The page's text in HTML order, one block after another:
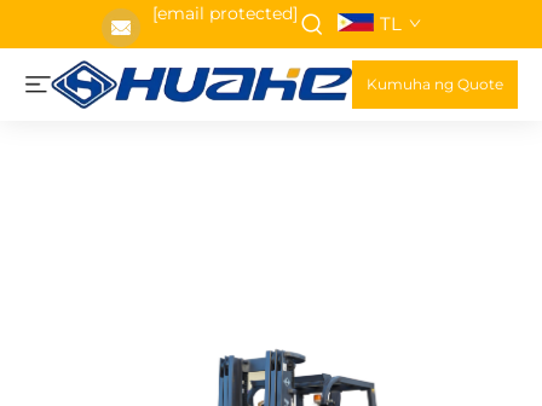
[email protected] TL
Kumuha ng Quote